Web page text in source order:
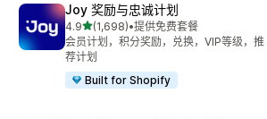
Joy 奖励与忠诚计划
4.9星（满分 5 星）
(1,698)
总共 1698 条评论
•提供免费套餐
会员计划，积分奖励，兑换，VIP等级，推
荐计划
Built for Shopify